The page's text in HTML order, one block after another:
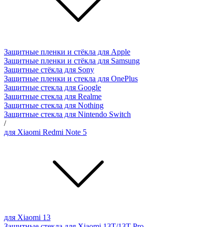
Защитные пленки и стёкла для Apple
Защитные пленки и стёкла для Samsung
Защитные стёкла для Sony
Защитные пленки и стекла для OnePlus
Защитные стекла для Google
Защитные стекла для Realme
Защитные стекла для Nothing
Защитные стекла для Nintendo Switch
/
для Xiaomi Redmi Note 5
для Xiaomi 13